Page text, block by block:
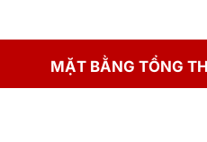
MẶT BẰNG TỔNG